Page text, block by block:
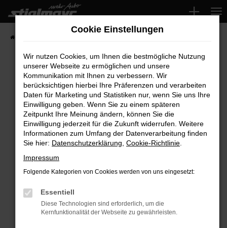
Zum
Hauptinhalt
springen
Fehler: Network Error
Beim Laden ist ein Fehler aufgetreten.
Hier sind ein paar Tipps, die dir helfen können:
Überprüfe deine Firewall und deine
Internetverbindung.
Laden andere Webseiten, zum Beispiel deine
Manche Erweiterungen, wie Werbeblocker,
können das Laden bestimmter Seiten
verhindern. Funktioniert die Seite in einem
Cookie Einstellungen
Wir nutzen Cookies, um Ihnen die bestmögliche Nutzung
unserer Webseite zu ermöglichen und unsere
Kommunikation mit Ihnen zu verbessern. Wir
berücksichtigen hierbei Ihre Präferenzen und verarbeiten
Daten für Marketing und Statistiken nur, wenn Sie uns Ihre
Einwilligung geben. Wenn Sie zu einem späteren
Zeitpunkt Ihre Meinung ändern, können Sie die
Einwilligung jederzeit für die Zukunft widerrufen. Weitere
Informationen zum Umfang der Datenverarbeitung finden
Sie hier: Datenschutzerklärung Cookie-Richtlinie
Impressum
Folgende Kategorien von Cookies werden von uns eingesetzt:
Essentiell
Diese Technologien sind erforderlich, um die
Kernfunktionalität der Webseite zu gewährleisten.